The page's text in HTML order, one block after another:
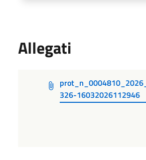
Allegati
326-16032026112946